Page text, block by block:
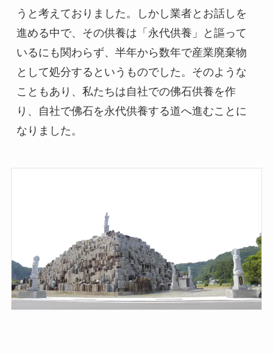
うと考えておりました。しかし業者とお話しを
進める中で、その供養は「永代供養」と謳って
いるにも関わらず、半年から数年で産業廃棄物
として処分するというものでした。そのような
こともあり、私たちは自社での佛石供養を作
り、自社で佛石を永代供養する道へ進むことに
なりました。